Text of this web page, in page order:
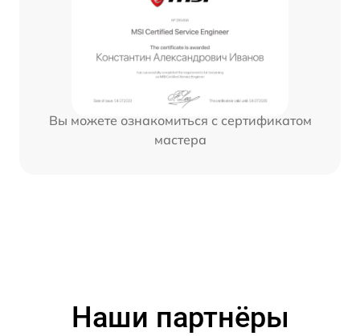
Вы можете ознакомиться с сертификатом
мастера
Наши партнёры